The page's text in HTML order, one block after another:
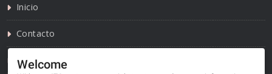
Inicio
Contacto
Política de privacidad
Welcome